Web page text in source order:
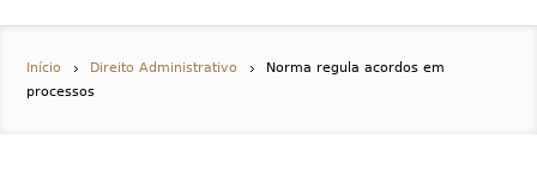
Início Direito Administrativo
Norma regula acordos em
processos